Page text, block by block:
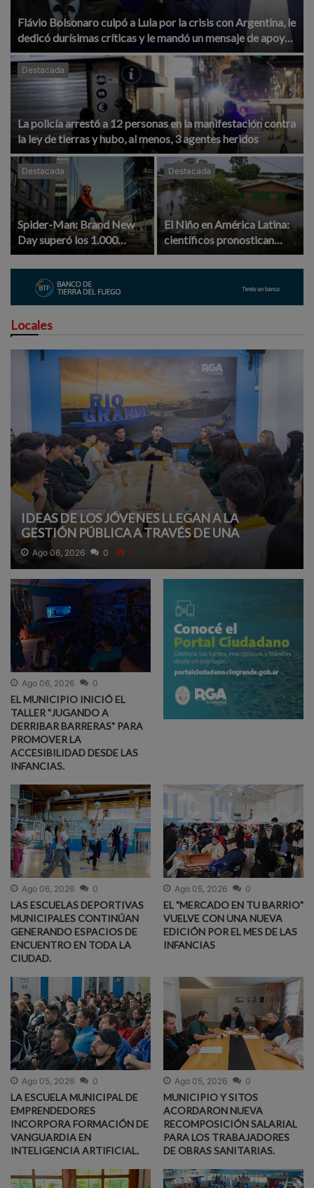
Flávio Bolsonaro culpó a Lula por la crisis con Argentina, le
dedicó durísimas críticas y le mandó un mensaje de apoyo
a Milei
Destacada
La policía arrestó a 12 personas en la manifestación contra
la ley de tierras y hubo, al menos, 3 agentes heridos
Destacada
Spider-Man: Brand New
Day superó los 1.000
millones de dólares y bate
récords históricos en cines
Destacada
El Niño en América Latina:
científicos pronostican
sequías históricas, lluvias
extremas y graves impacto
Locales
IDEAS DE LOS JÓVENES LLEGAN A LA
GESTIÓN PÚBLICA A TRAVÉS DE UNA
PROPUESTA EDUCATIVA
Ago 06, 2026 0 1
Ago 06, 2026 0
EL MUNICIPIO INICIÓ EL
TALLER "JUGANDO A
DERRIBAR BARRERAS" PARA
PROMOVER LA
ACCESIBILIDAD DESDE LAS
INFANCIAS.
Ago 06, 2026 0
LAS ESCUELAS DEPORTIVAS
MUNICIPALES CONTINÚAN
GENERANDO ESPACIOS DE
ENCUENTRO EN TODA LA
CIUDAD.
Ago 05, 2026 0
EL "MERCADO EN TU BARRIO"
VUELVE CON UNA NUEVA
EDICIÓN POR EL MES DE LAS
INFANCIAS
Ago 05, 2026 0
LA ESCUELA MUNICIPAL DE
EMPRENDEDORES
INCORPORA FORMACIÓN DE
VANGUARDIA EN
INTELIGENCIA ARTIFICIAL.
Ago 05, 2026 0
MUNICIPIO Y SITOS
ACORDARON NUEVA
RECOMPOSICIÓN SALARIAL
PARA LOS TRABAJADORES
DE OBRAS SANITARIAS.